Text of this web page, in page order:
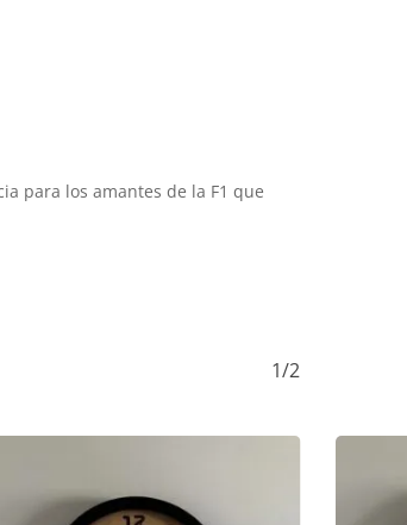
para los amantes de la F1 que
1/2